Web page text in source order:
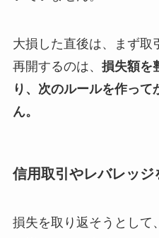
大損した直後は、まず取
再開するのは、 損失額を
り、次のルールを作っ
ん。
信用取引やレバレッジ
損失を取り返そうとして